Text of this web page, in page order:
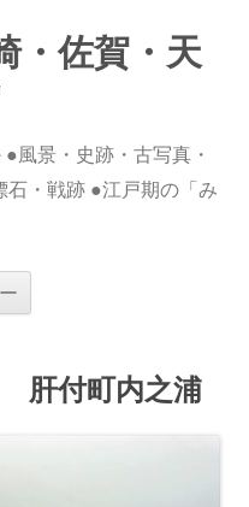
・佐賀・天
風景・史跡・古写真・
・戦跡 ●江戸期の「み
ス
キ付町内之浦